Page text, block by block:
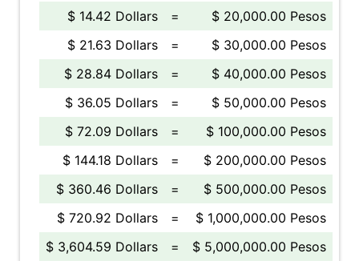
$ 14.42 Dollars
=
$ 20,000.00 Pesos
$ 21.63 Dollars
=
$ 30,000.00 Pesos
$ 28.84 Dollars
=
$ 40,000.00 Pesos
$ 36.05 Dollars
=
$ 50,000.00 Pesos
$ 72.09 Dollars
=
$ 100,000.00 Pesos
$ 144.18 Dollars
=
$ 200,000.00 Pesos
$ 360.46 Dollars
=
$ 500,000.00 Pesos
$ 720.92 Dollars
=
$ 1,000,000.00 Pesos
$ 3,604.59 Dollars
= $ 5,000,000.00 Pesos